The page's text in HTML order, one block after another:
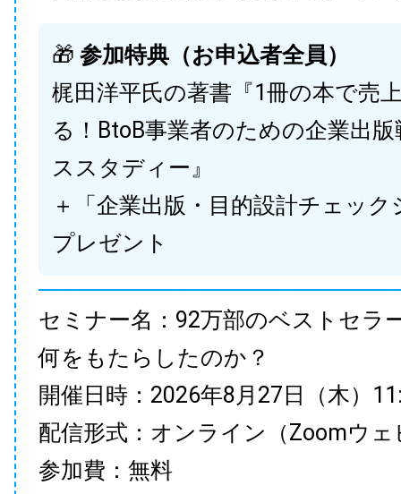
🎁 参加特典（お申込者全員）
梶田洋平氏の著書『1冊の本で売
る！BtoB事業者のための企業出
ススタディー』
＋「企業出版・目的設計チェック
プレゼント
セミナー名：92万部のベストセラ
何をもたらしたのか？
開催日時：2026年8月27日（木）
配信形式：オンライン（Zoomウェ
参加費：無料